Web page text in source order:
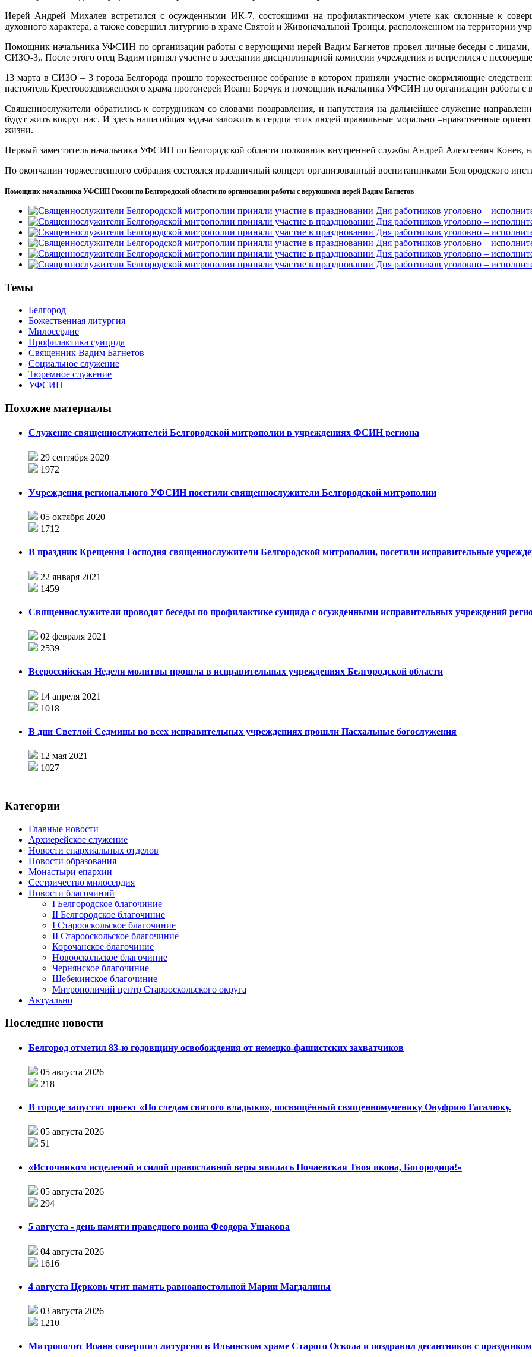
Иерей Андрей Михалев встретился с осужденными ИК-7, состоящими на профилактическом учете как склонные к
духовного характера, а также совершил литургию в храме Святой и Живоначальной Троицы, расположенном на территории
Помощник начальника УФСИН по организации работы с верующими иерей Вадим Багнетов провел личные беседы с лицами,
СИЗО-3,. После этого отец Вадим принял участие в заседании дисциплинарной комиссии учреждения и встретился с
13 марта в СИЗО – 3 города Белгорода прошло торжественное собрание в котором приняли участие окормляющие
настоятель Крестовоздвиженского храма протоиерей Иоанн Борчук и помощник начальника УФСИН по организации работы
Священнослужители обратились к сотрудникам со словами поздравления, и напутствия на дальнейшее служение
будут жить вокруг нас. И здесь наша общая задача заложить в сердца этих людей правильные морально –нравственные
жизни.
Первый заместитель начальника УФСИН по Белгородской области полковник внутренней службы Андрей Алексеевич Конев,
По окончании торжественного собрания состоялся праздничный концерт организованный воспитанниками Белгородского
Помощник начальника УФСИН России по Белгородской области по организации работы с верующими иерей Вадим Багнетов
Темы
Белгород
Божественная литургия
Милосердие
Профилактика суицида
Священник Вадим Багнетов
Социальное служение
Тюремное служение
УФСИН
Похожие материалы
Служение священнослужителей Белгородской митрополии в учреждениях ФСИН региона
29 сентября 2020
1972
Учреждения регионального УФСИН посетили священнослужители Белгородской митрополии
05 октября 2020
1712
В праздник Крещения Господня священнослужители Белгородской митрополии, посетили исправительные
22 января 2021
1459
Священнослужители проводят беседы по профилактике суицида с осужденными исправительных учреждений
02 февраля 2021
2539
Всероссийская Неделя молитвы прошла в исправительных учреждениях Белгородской области
14 апреля 2021
1018
В дни Светлой Седмицы во всех исправительных учреждениях прошли Пасхальные богослужения
12 мая 2021
1027
Категории
Главные новости
Архиерейское служение
Новости епархиальных отделов
Новости образования
Монастыри епархии
Сестричество милосердия
Новости благочиний
I Белгородское благочиние
II Белгородское благочиние
I Старооскольское благочиние
II Старооскольское благочиние
Корочанское благочиние
Новооскольское благочиние
Чернянское благочиние
Шебекинское благочиние
Митрополичий центр Старооскольского округа
Актуально
Последние новости
Белгород отметил 83-ю годовщину освобождения от немецко-фашистских захватчиков
05 августа 2026
218
В городе запустят проект «По следам святого владыки», посвящённый священномученику Онуфрию Гагалюку.
05 августа 2026
51
«Источником исцелений и силой православной веры явилась Почаевская Твоя икона, Богородица!»
05 августа 2026
294
5 августа - день памяти праведного воина Феодора Ушакова
04 августа 2026
1616
4 августа Церковь чтит память равноапостольной Марии Магдалины
03 августа 2026
1210
Митрополит Иоанн совершил литургию в Ильинском храме Старого Оскола и поздравил десантников с праздником